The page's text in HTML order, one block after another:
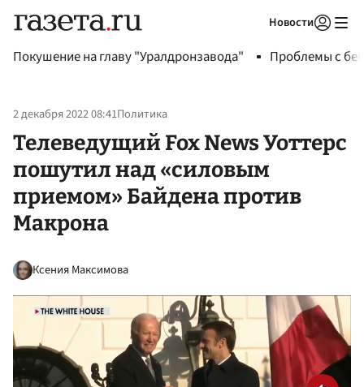
Новости
Покушение на главу "Уралдронзавода" Проблемы с
2 декабря 2022 08:41Политика
Телеведущий Fox News Уоттерс
пошутил над «силовым
приемом» Байдена против
Макрона
Ксения Максимова